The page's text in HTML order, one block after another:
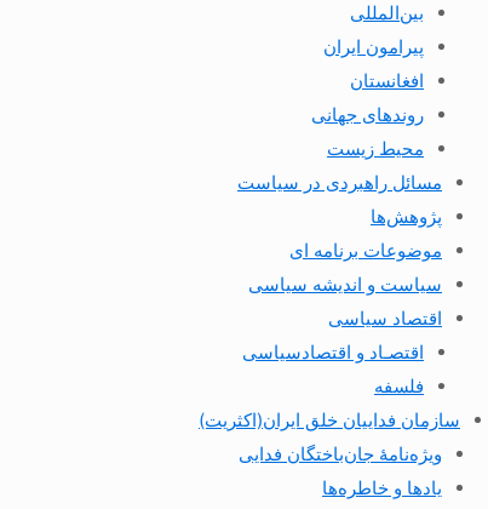
بین‌المللی
پیرامون ایران
افغانستان
روندهای جهانی
محیط زیست
مسائل راهبردی در سیاست
پژوهش‌ها
موضوعات برنامه ای
سیاست و اندیشه سیاسی
اقتصاد سیاسی
اقتصـاد و اقتصاد‌سیاسی
فلسفه
سازمان فداییان خلق ایران(اکثریت)
ویژه‌نامهٔ جان‌باختگان فدایی
یادها و خاطره‌ها